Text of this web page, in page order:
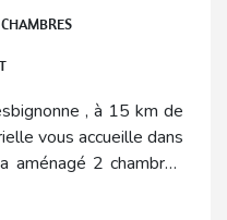
CHAMBRES
, à 15 km de
vous accueille dans
2 chambres